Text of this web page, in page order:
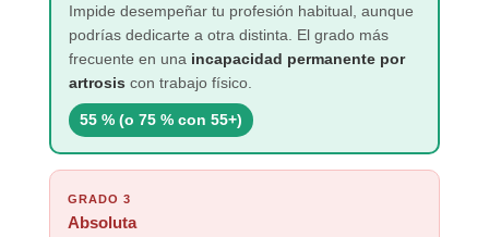
Impide desempeñar tu profesión habitual, aunque
podrías dedicarte a otra distinta. El grado más
frecuente en una incapacidad permanente por
artrosis con trabajo físico.
55 % (o 75 % con 55+)
GRADO 3
Absoluta